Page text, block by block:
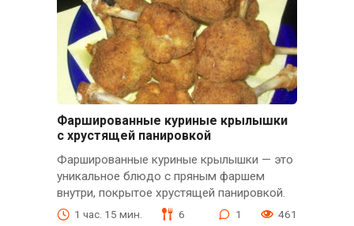
Фаршированные куриные крылышки
с хрустящей панировкой
Фаршированные куриные крылышки — это
уникальное блюдо с пряным фаршем
внутри, покрытое хрустящей панировкой.
1 час. 15 мин. 6 1 461